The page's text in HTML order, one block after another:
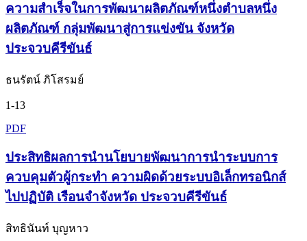
ความสำเร็จในการพัฒนาผลิตภัณฑ์หนึ่งตำบลหนึ่ง
ผลิตภัณฑ์ กลุ่มพัฒนาสู่การแข่งขัน จังหวัด
ประจวบคีรีขันธ์
ธนรัตน์ ภิโสรมย์
1-13
PDF
ประสิทธิผลการนำนโยบายพัฒนาการนำระบบการ
ควบคุมตัวผู้กระทำ ความผิดด้วยระบบอิเล็กทรอนิกส์
ไปปฏิบัติ เรือนจำจังหวัด ประจวบคีรีขันธ์
สิทธินันท์ บุญหาว